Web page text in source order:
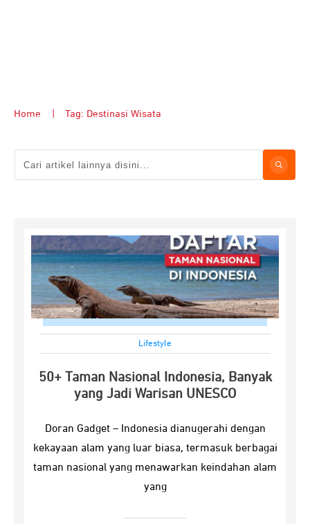
Home Tag: Destinasi Wisata
Lifestyle
50+ Taman Nasional Indonesia, Banyak
yang Jadi Warisan UNESCO
Doran Gadget – Indonesia dianugerahi dengan
kekayaan alam yang luar biasa, termasuk berbagai
taman nasional yang menawarkan keindahan alam
yang